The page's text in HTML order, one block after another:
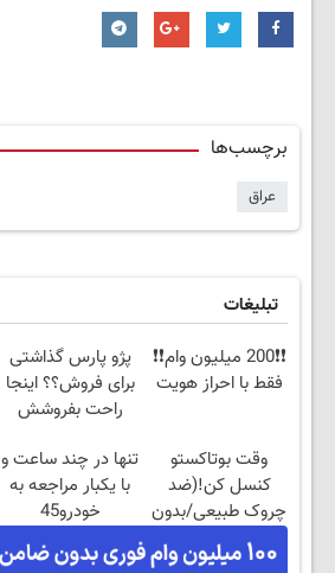
برچسب‌ها
عراق
تبلیغات
❗❗200 میلیون وام❗❗
فقط با احراز هویت
پژو پارس گذاشتی
برای فروش؟؟ اینجا
راحت بفروشش
وقت بوتاکستو
کنسل کن!(ضد
چروک طبیعی/بدون
عوارض)
تنها در چند ساعت و
با یکبار مراجعه به
خودرو45